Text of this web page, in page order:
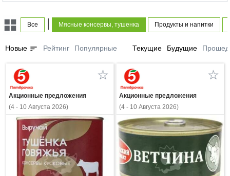
Все Мясные консервы, тушенка Продукты и напитки
Новые sort Рейтинг Популярные Текущие Будущие
Акционные предложения
(4 - 10 Августа 2026)
Акционные предложения
(4 - 10 Августа 2026)